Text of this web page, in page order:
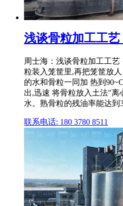
浅谈骨粒加工工艺
周士海：浅谈骨粒加工工艺
粒装入笼筐里,再把笼筐放
的水和骨粒一同加 热到
出,迅速 将骨粒放入土法"离
水。熟骨粒的残油率能达到
联系电话: 180 3780 8511